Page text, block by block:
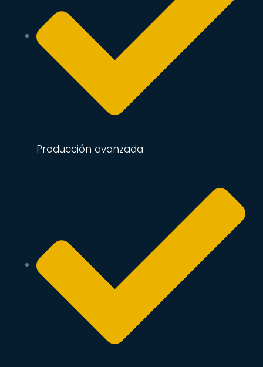
Producción avanzada